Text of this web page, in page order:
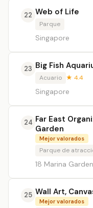
22 Web of Life
Parque
Singapore
23 Big Fish
Acuario ★ 4.4
Singapore
24 Far East
Garden
Mejor valorados
Parque de
18 Marina
25 Wall Art,
Mejor valorados